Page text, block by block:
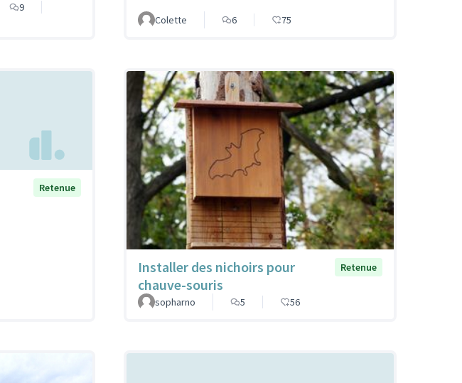
9
Colette 6 75
Retenue
Installer des nichoirs pour
chauve-souris
Retenue
sopharno 5 56